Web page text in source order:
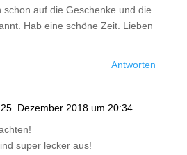
schon auf die Geschenke und die
Hab eine schöne Zeit. Lieben
Antworten
Dezember 2018 um 20:34
super lecker aus!